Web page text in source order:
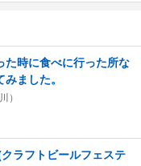
た時に食べに行った所な
ました。
）
ラフトビールフェステ